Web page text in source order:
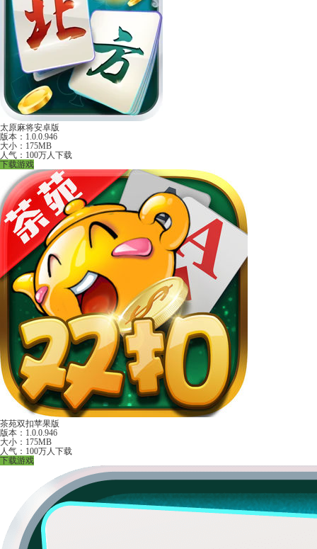
太原麻将安卓版
版本：1.0.0.946
大小：175MB
人气：100万人下载
下载游戏
茶苑双扣苹果版
版本：1.0.0.946
大小：175MB
人气：100万人下载
下载游戏